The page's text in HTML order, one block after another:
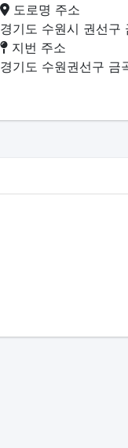
도로명 주소
경기도 수원시 권선구
지번 주소
경기도 수원권선구 금